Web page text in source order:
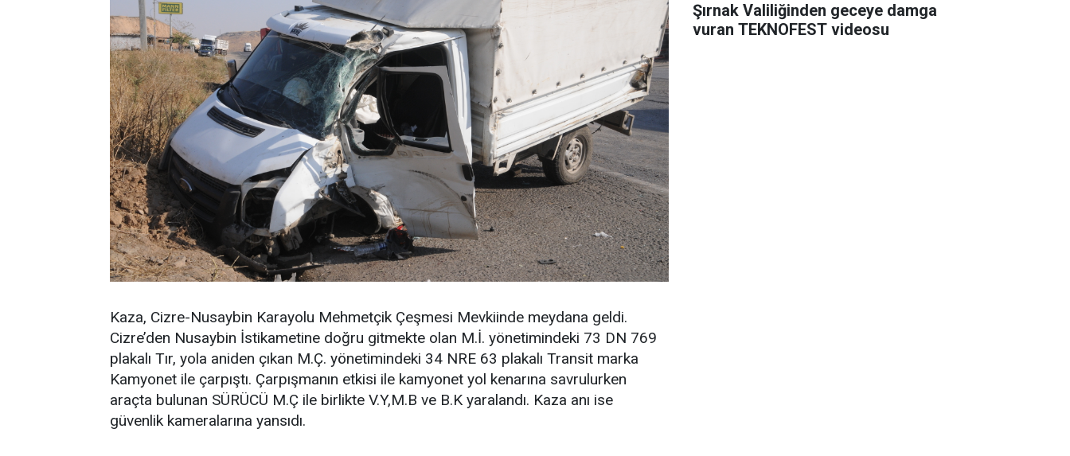
Kaza, Cizre-Nusaybin Karayolu Mehmetçik Çeşmesi Mevkiinde meydana geldi.
Cizre’den Nusaybin İstikametine doğru gitmekte olan M.İ. yönetimindeki 73 DN 769
plakalı Tır, yola aniden çıkan M.Ç. yönetimindeki 34 NRE 63 plakalı Transit marka
Kamyonet ile çarpıştı. Çarpışmanın etkisi ile kamyonet yol kenarına savrulurken
araçta bulunan SÜRÜCÜ M.Ç ile birlikte V.Y,M.B ve B.K yaralandı. Kaza anı ise
güvenlik kameralarına yansıdı.
Şırnak Valiliğinden geceye damga
vuran TEKNOFEST videosu